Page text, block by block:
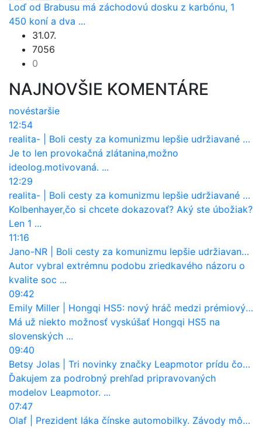
Loď od Brabusu má záchodovú dosku z karbónu, 1
450 koní a dva ...
31.07.
7056
0
NAJNOVŠIE KOMENTÁRE
novéstaršie
12:54
realita-
Boli cesty za komunizmu lepšie udržiavané ako dnes?
Je to len provokačná zlátanina,možno
ideolog.motivovaná. ...
12:29
realita-
Boli cesty za komunizmu lepšie udržiavané ako dnes?
Kolbenhayer,čo si chcete dokazovať? Aký ste úbožiak?
Len 1 ...
11:16
Jano-NR
Boli cesty za komunizmu lepšie udržiavané ako dnes?
Autor vybral extrémnu podobu zriedkavého názoru o
kvalite soc ...
09:42
Emily Miller
Hongqi HS5: nový hráč medzi prémiovými SUV na Slovensku
Má už niekto možnosť vyskúšať Hongqi HS5 na
slovenských ...
09:40
Betsy Jolas
Tri novinky značky Leapmotor prídu čoskoro aj na Slovensko
Ďakujem za podrobný prehľad pripravovaných
modelov Leapmotor. ...
07:47
Olaf
Prezident láka čínske automobilky. Závody môžu prevziať po európskej značke